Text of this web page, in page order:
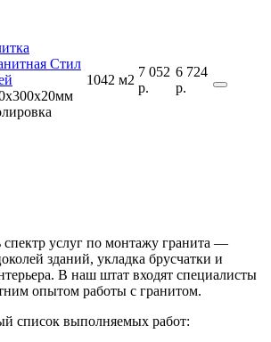
Стил
1042 м2
7 052
р.
6 724
р.
спектр услуг по монтажу гранита —
зданий, укладка брусчатки и
В наш штат входят специалисты
опытом работы с гранитом.
список выполняемых работ: